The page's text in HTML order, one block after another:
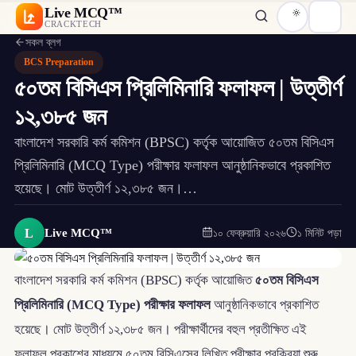
Live MCQ™
CRACKTECH
সকল ব্লগ
BCS Preparation
৫০তম বিসিএস প্রিলিমিনারি ফলাফল | উত্তীর্ণ
১২,৩৮৫ জন
বাংলাদেশ সরকারি কর্ম কমিশন (BPSC) কর্তৃক আয়োজিত ৫০তম বিসিএস
প্রিলিমিনারি (MCQ Type) পরীক্ষার ফলাফল আনুষ্ঠানিকভাবে প্রকাশিত
হয়েছে। মোট উত্তীর্ণ ১২,৩৮৫ জন।…
L Live MCQ™ ১০ ফেব্রুয়ারি ২০২৬ ১ মিনিট পড়া
বাংলাদেশ সরকারি কর্ম কমিশন (BPSC) কর্তৃক আয়োজিত৫০তম বিসিএস
প্রিলিমিনারি (MCQ Type) পরীক্ষার ফলাফলআনুষ্ঠানিকভাবে প্রকাশিত
হয়েছে। মোট উত্তীর্ণ ১২,৩৮৫ জন। পরীক্ষার্থীদের বহুল প্রতীক্ষিত এই